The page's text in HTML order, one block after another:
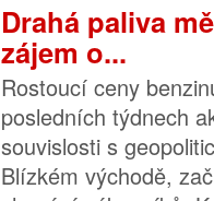
Drahá paliva
zájem o...
Rostoucí ceny
posledních týdnech
souvislosti s
Blízkém východě,